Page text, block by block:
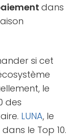
dans
si cet
le
des
LUNA, le
le Top 10.